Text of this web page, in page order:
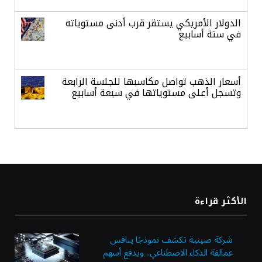
الدولار الأمريكي يستقر قرب أدنى مستوياته
في ستة أسابيع
أسعار الذهب تواصل مكاسبها للجلسة الرابعة
وتسجل أعلى مستوياتها في سبعة أسابيع
«طيران الرياض» يدشن أولى رحلاته إلى مومباي
ويضيف الوجهة التشغيلية الثامنة
وزير الاستثمار: الموافقة على رخصة مزاولة
الأكثر قراءة
شركة صينية تكشف نموذجًا ينافس
عمالقة الذكاء الاصطناعي.. ويدفع أسهم